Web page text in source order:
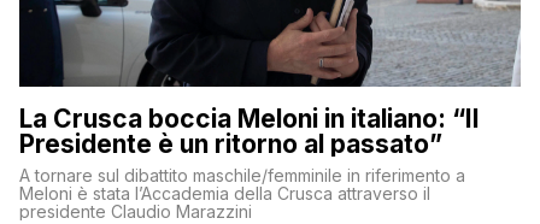
La Crusca boccia Meloni in italiano: “Il
Presidente è un ritorno al passato”
A tornare sul dibattito maschile/femminile in riferimento a
Meloni è stata l’Accademia della Crusca attraverso il
presidente Claudio Marazzini